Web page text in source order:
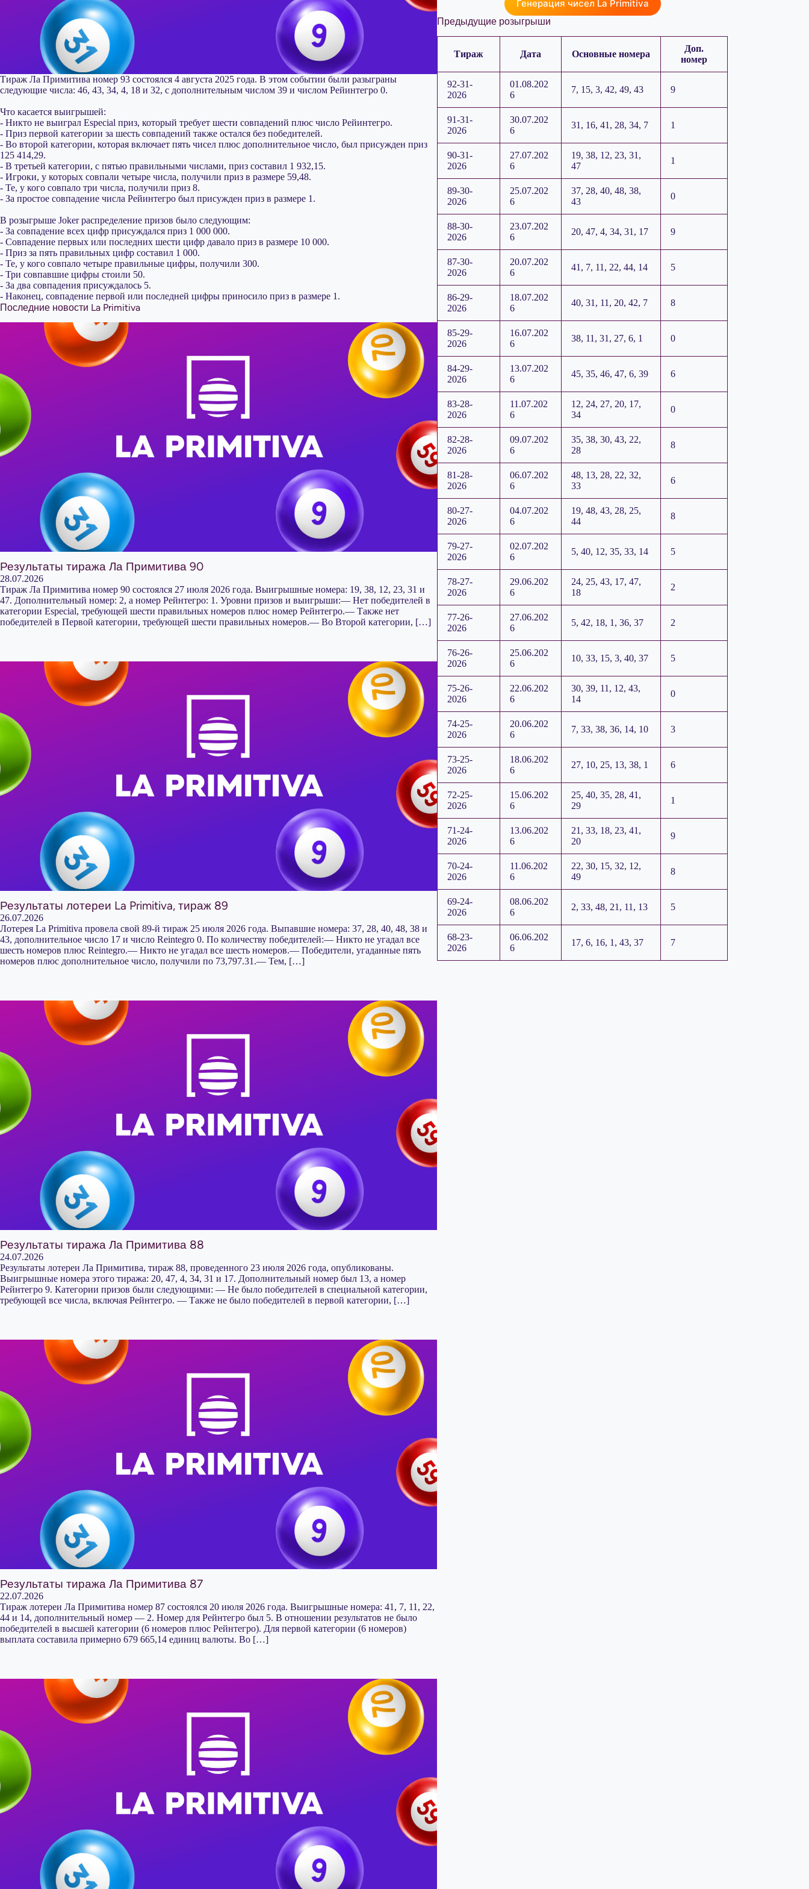
Тираж Ла Примитива номер 93 состоялся 4 августа 2025 года. В этом событии были разыграны
следующие числа: 46, 43, 34, 4, 18 и 32, с дополнительным числом 39 и числом Рейинтегро 0.
Что касается выигрышей:
- Никто не выиграл Especial приз, который требует шести совпадений плюс число Рейинтегро.
- Приз первой категории за шесть совпадений также остался без победителей.
- Во второй категории, которая включает пять чисел плюс дополнительное число, был присужден приз
125 414,29.
- В третьей категории, с пятью правильными числами, приз составил 1 932,15.
- Игроки, у которых совпали четыре числа, получили приз в размере 59,48.
- Те, у кого совпало три числа, получили приз 8.
- За простое совпадение числа Рейинтегро был присужден приз в размере 1.
В розыгрыше Joker распределение призов было следующим:
- За совпадение всех цифр присуждался приз 1 000 000.
- Совпадение первых или последних шести цифр давало приз в размере 10 000.
- Приз за пять правильных цифр составил 1 000.
- Те, у кого совпало четыре правильные цифры, получили 300.
- Три совпавшие цифры стоили 50.
- За два совпадения присуждалось 5.
- Наконец, совпадение первой или последней цифры приносило приз в размере 1.
Последние новости La Primitiva
Результаты тиража Ла Примитива 90
28.07.2026
Тираж Ла Примитива номер 90 состоялся 27 июля 2026 года. Выигрышные номера: 19, 38, 12, 23, 31 и
47. Дополнительный номер: 2, а номер Рейнтегро: 1. Уровни призов и выигрыши:— Нет победителей в
категории Especial, требующей шести правильных номеров плюс номер Рейнтегро.— Также нет
победителей в Первой категории, требующей шести правильных номеров.— Во Второй категории, […]
Результаты лотереи La Primitiva, тираж 89
26.07.2026
Лотерея La Primitiva провела свой 89-й тираж 25 июля 2026 года. Выпавшие номера: 37, 28, 40, 48, 38 и
43, дополнительное число 17 и число Reintegro 0. По количеству победителей:— Никто не угадал все
шесть номеров плюс Reintegro.— Никто не угадал все шесть номеров.— Победители, угаданные пять
номеров плюс дополнительное число, получили по 73,797.31.— Тем, […]
Результаты тиража Ла Примитива 88
24.07.2026
Результаты лотереи Ла Примитива, тираж 88, проведенного 23 июля 2026 года, опубликованы.
Выигрышные номера этого тиража: 20, 47, 4, 34, 31 и 17. Дополнительный номер был 13, а номер
Рейнтегро 9. Категории призов были следующими: — Не было победителей в специальной категории,
требующей все числа, включая Рейнтегро. — Также не было победителей в первой категории, […]
Результаты тиража Ла Примитива 87
22.07.2026
Тираж лотереи Ла Примитива номер 87 состоялся 20 июля 2026 года. Выигрышные номера: 41, 7, 11, 22,
44 и 14, дополнительный номер — 2. Номер для Рейнтегро был 5. В отношении результатов не было
победителей в высшей категории (6 номеров плюс Рейнтегро). Для первой категории (6 номеров)
выплата составила примерно 679 665,14 единиц валюты. Во […]
Генерация чисел La Primitiva
Предыдущие розыгрыши
Тираж Дата Основные номера
Доп.
номер
92-31-
2026
01.08.202
6
7, 15, 3, 42, 49, 43 9
91-31-
2026
30.07.202
6
31, 16, 41, 28, 34, 7 1
90-31-
2026
27.07.202
6
19, 38, 12, 23, 31,
47
1
89-30-
2026
25.07.202
6
37, 28, 40, 48, 38,
43
0
88-30-
2026
23.07.202
6
20, 47, 4, 34, 31, 17 9
87-30-
2026
20.07.202
6
41, 7, 11, 22, 44, 14 5
86-29-
2026
18.07.202
6
40, 31, 11, 20, 42, 7 8
85-29-
2026
16.07.202
6
38, 11, 31, 27, 6, 1 0
84-29-
2026
13.07.202
6
45, 35, 46, 47, 6, 39 6
83-28-
2026
11.07.202
6
12, 24, 27, 20, 17,
34
0
82-28-
2026
09.07.202
6
35, 38, 30, 43, 22,
28
8
81-28-
2026
06.07.202
6
48, 13, 28, 22, 32,
33
6
80-27-
2026
04.07.202
6
19, 48, 43, 28, 25,
44
8
79-27-
2026
02.07.202
6
5, 40, 12, 35, 33, 14 5
78-27-
2026
29.06.202
6
24, 25, 43, 17, 47,
18
2
77-26-
2026
27.06.202
6
5, 42, 18, 1, 36, 37 2
76-26-
2026
25.06.202
6
10, 33, 15, 3, 40, 37 5
75-26-
2026
22.06.202
6
30, 39, 11, 12, 43,
14
0
74-25-
2026
20.06.202
6
7, 33, 38, 36, 14, 10 3
73-25-
2026
18.06.202
6
27, 10, 25, 13, 38, 1 6
72-25-
2026
15.06.202
6
25, 40, 35, 28, 41,
29
1
71-24-
2026
13.06.202
6
21, 33, 18, 23, 41,
20
9
70-24-
2026
11.06.202
6
22, 30, 15, 32, 12,
49
8
69-24-
2026
08.06.202
6
2, 33, 48, 21, 11, 13 5
68-23-
2026
06.06.202
6
17, 6, 16, 1, 43, 37 7